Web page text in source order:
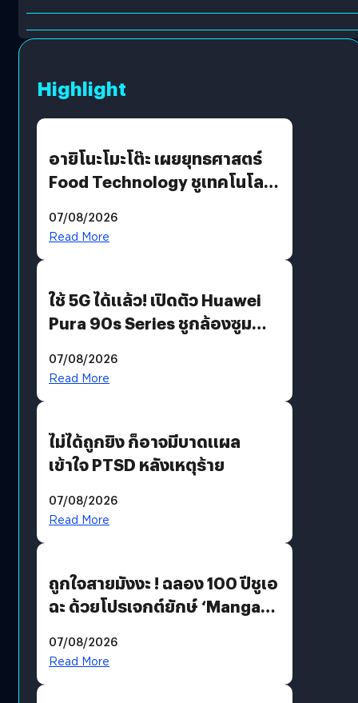
Highlight
อายิโนะโมะโต๊ะ เผยยุทธศาสตร์
Food Technology ชูเทคโนโลยี
บริโภคและ B2B
07/08/2026
Read More
ใช้ 5G ได้แล้ว! เปิดตัว Huawei
Pura 90s Series ชูกล้องซูม
07/08/2026
Read More
ไม่ได้ถูกยิง ก็อาจมีบาดแผล
เข้าใจ PTSD หลังเหตุร้าย
07/08/2026
Read More
ถูกใจสายมังงะ ! ฉลอง 100 ปีชูเอ
ฉะ ด้วยโปรเจกต์ยักษ์ ‘Manga
มีภาษาไทยด้วย
07/08/2026
Read More